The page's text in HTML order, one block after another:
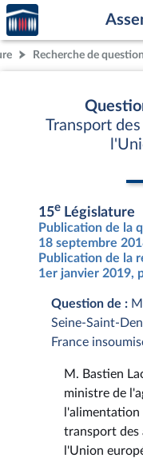
Aller au contenu
Aller en bas de la page
Accèder
à la
page
d'accueilRecherche de
Transport
15e Législature
Publication de la
18 septembre
Publication de la
1er janvier 2019,
Question de :
Seine-Saint-
France
M. Bastien
ministre de
l'alimentation
transport des
l'Union